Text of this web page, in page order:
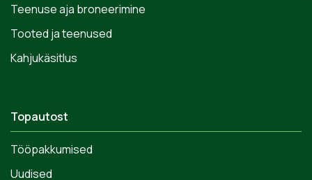
Teenuse aja broneerimine
Tooted ja teenused
Kahjukäsitlus
Topautost
Tööpakkumised
Uudised